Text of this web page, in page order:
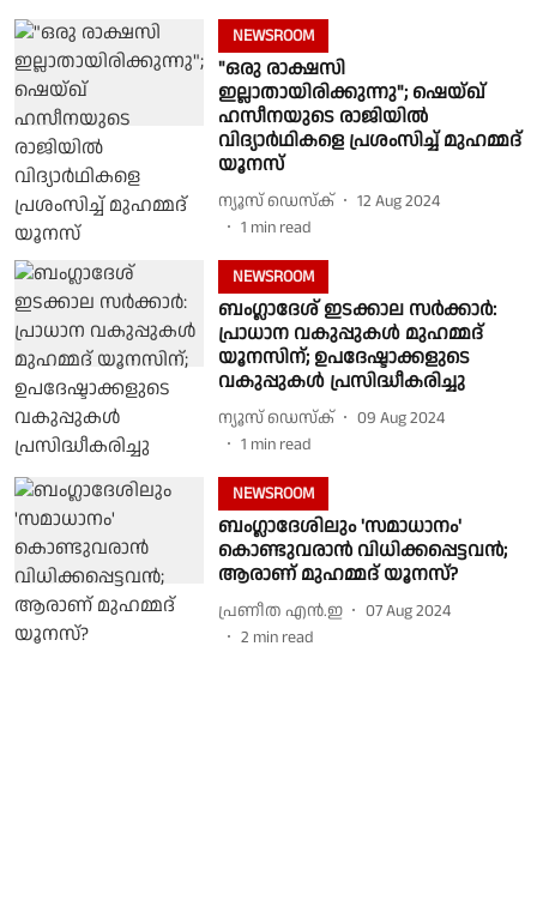
NEWSROOM
"ഒരു രാക്ഷസി
ഇല്ലാതായിരിക്കുന്നു"; ഷെയ്ഖ്
ഹസീനയുടെ രാജിയിൽ
വിദ്യാർഥികളെ പ്രശംസിച്ച് മുഹമ്മദ്
യൂനസ്
ന്യൂസ് ഡെസ്ക്
12 Aug 2024
1 min read
NEWSROOM
ബംഗ്ലാദേശ് ഇടക്കാല സർക്കാര്‍:
പ്രാധാന വകുപ്പുകള്‍ മുഹമ്മദ്
യൂനസിന്; ഉപദേഷ്ടാക്കളുടെ
വകുപ്പുകള്‍ പ്രസിദ്ധീകരിച്ചു
ന്യൂസ് ഡെസ്ക്
09 Aug 2024
1 min read
NEWSROOM
ബംഗ്ലാദേശിലും 'സമാധാനം'
കൊണ്ടുവരാൻ വിധിക്കപ്പെട്ടവൻ;
ആരാണ് മുഹമ്മദ് യൂനസ്?
പ്രണീത എന്‍.ഇ
07 Aug 2024
2 min read